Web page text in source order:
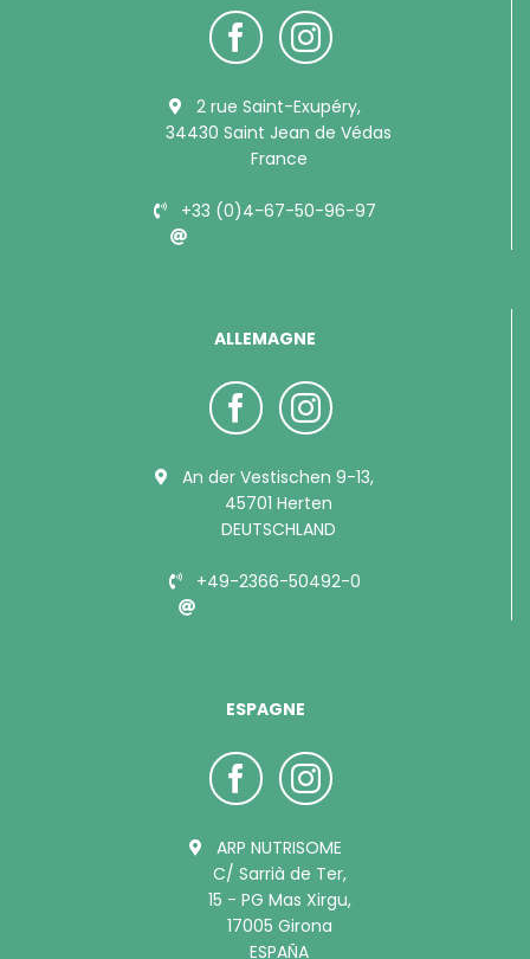
2 rue Saint-Exupéry,
34430 Saint Jean de Védas
France
+33 (0)4-67-50-96-97
ALLEMAGNE
An der Vestischen 9-13,
45701 Herten
DEUTSCHLAND
+49-2366-50492-0
ESPAGNE
ARP NUTRISOME
C/ Sarrià de Ter,
15 - PG Mas Xirgu,
17005 Girona
ESPAÑA